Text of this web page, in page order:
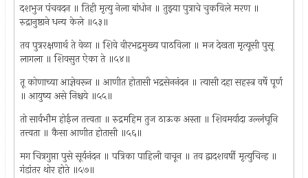
दशभुज पंचवदन ॥ तिही मृत्यु नेला बांधोन ॥ तुझ्या पुत्राचे चुकविले मरण ॥
रुद्रानुष्ठाने धन्य केले ॥५३॥
तव पुत्ररक्षणार्थ ते वेळा ॥ शिवे वीरभद्रमुख्य पाठविला ॥ मज देखता मृत्यूसी पुसू
लागला ॥ शिवसुत ऐका ते ॥५४॥
तू कोणाच्या आज्ञेवरून ॥ आणीत होतासी भद्रसेननंदन ॥ त्यासी दहा सहस्त्र वर्षे पूर्ण
॥ आयुष्य असे निश्चये ॥५५॥
तो सार्वभौम होईल तत्त्वता ॥ रुद्रमहिम तुज ठाऊक अस्ता ॥ शिवमर्यादा उल्लंघूनि
तत्त्वता ॥ कैसा आणीत होतासी ॥५६॥
मग चित्रगुप्ता पुसे सूर्यनंदन ॥ पत्रिका पाहिली वाचून ॥ तव द्वादशवर्षी मृत्युचिन्ह ॥
गंडांतर थोर होते ॥५७॥